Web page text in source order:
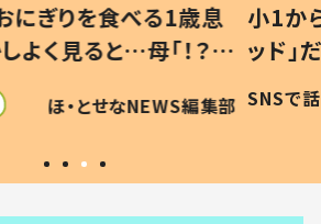
にぎりを食べる1歳息
く見ると…母「！？」
した母の投稿に「可愛
！」「現行犯〜」
ほ・とせなNEWS編集部
小1か
ッド
作り
#令和
SNSで